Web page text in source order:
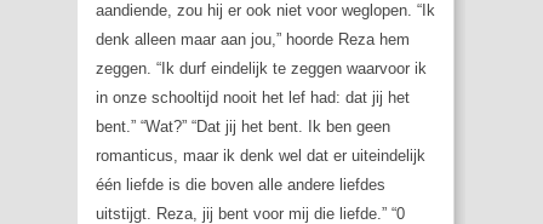
aandiende, zou hij er ook niet voor weglopen. “Ik
denk alleen maar aan jou,” hoorde Reza hem
zeggen. “Ik durf eindelijk te zeggen waarvoor ik
in onze schooltijd nooit het lef had: dat jij het
bent.” “Wat?” “Dat jij het bent. Ik ben geen
romanticus, maar ik denk wel dat er uiteindelijk
één liefde is die boven alle andere liefdes
uitstijgt. Reza, jij bent voor mij die liefde.” “0